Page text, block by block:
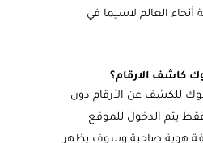
العالم لاسيما في
كاشف الارقام؟
للكشف عن الأرقام دون
فقط يتم الدخول للموقع
هوية صاحبة وسوف يظهر